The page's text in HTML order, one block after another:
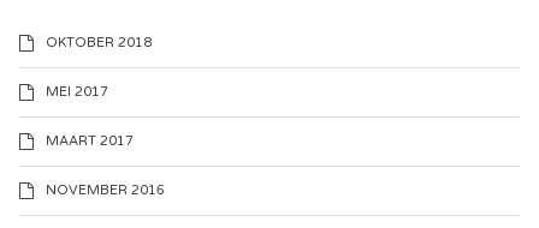
OKTOBER 2018
MEI 2017
MAART 2017
NOVEMBER 2016